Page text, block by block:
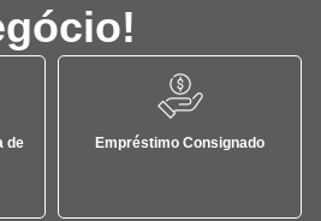
de
Empréstimo Consignado